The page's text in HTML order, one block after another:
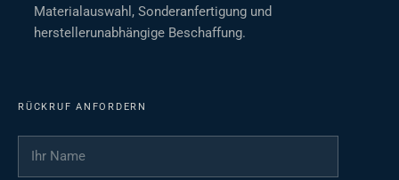
Materialauswahl, Sonderanfertigung und
herstellerunabhängige Beschaffung.
RÜCKRUF ANFORDERN
Ihr Name